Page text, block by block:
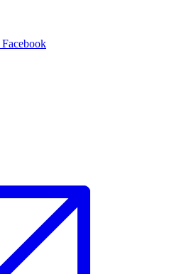
Facebook